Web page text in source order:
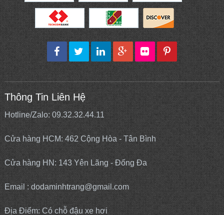
Thông Tin Liên Hệ
Hotline/Zalo: 09.32.32.44.11
Cửa hàng HCM: 462 Cộng Hòa - Tân Bình
Cửa hàng HN: 143 Yên Lãng - Đống Đa
Email : dodaminhtrang@gmail.com
Địa Điểm: Có chỗ đậu xe hơi